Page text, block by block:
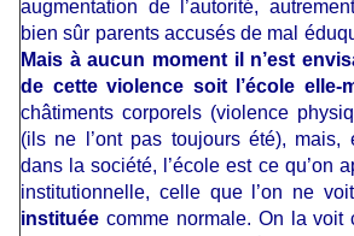
augmentation de l’autorité,
bien sûr parents accusés de mal
Mais à aucun moment il n’est
de cette violence soit l’école elle-
châtiments corporels (violence
(ils ne l’ont pas toujours été), mais,
dans la société, l’école est ce qu’on
institutionnelle, celle que l’on ne
instituée comme normale. On la voit